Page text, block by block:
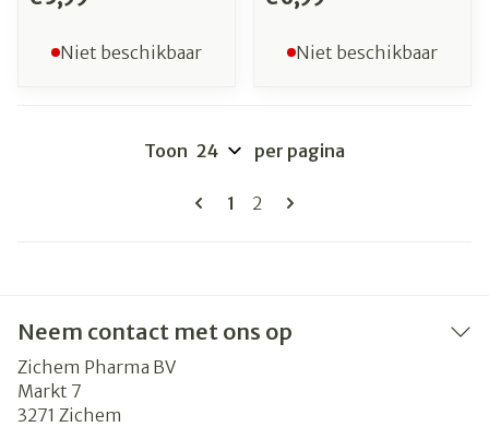
Niet beschikbaar Niet beschikbaar
Pagina's
U lees momenteel pagina
1 Pagina
2
Toon per pagina
Neem contact met ons op
Zichem Pharma BV
Markt 7
3271 Zichem